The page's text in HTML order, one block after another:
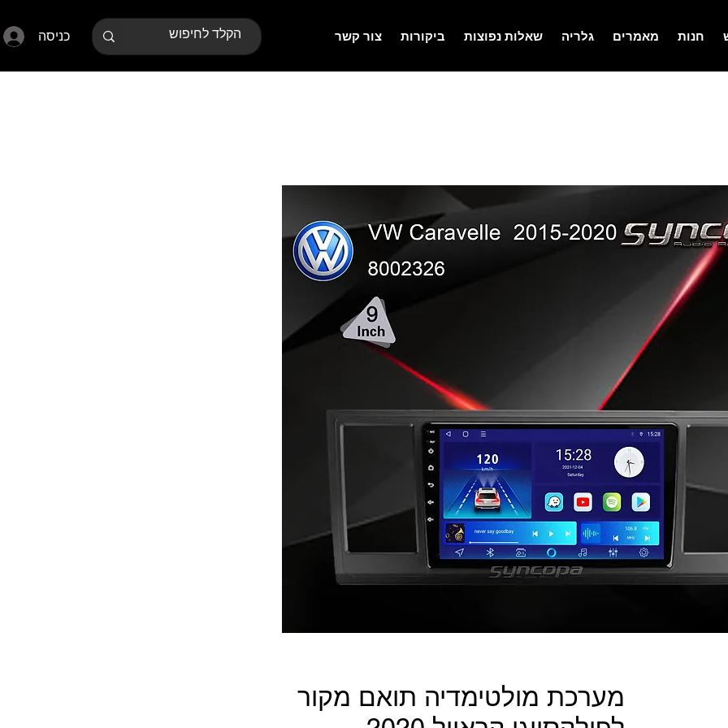
כניסה צור קשר ביקורות שאלות נפוצות גלריה מאמרים חנות
מערכת מולטימדיה תואם מקור